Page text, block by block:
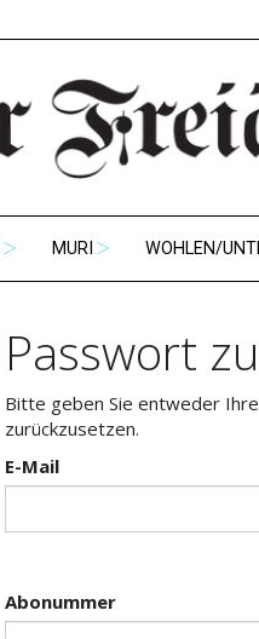
MURI WOHLEN/